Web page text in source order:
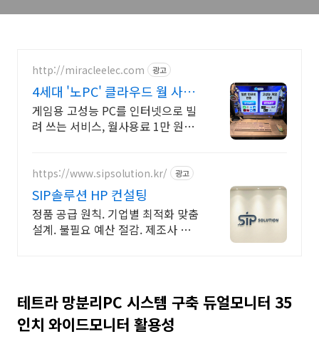
http://miracleelec.com 광고
4세대 '노PC' 클라우드 월 사용
료 1만원부터~
게임용 고성능 PC를 인터넷으로 빌
려 쓰는 서비스, 월사용료 1만 원부
https://www.sipsolution.kr/ 광고
SIP솔루션 HP 컨설팅
정품 공급 원칙. 기업별 최적화 맞춤
설계. 불필요 예산 절감. 제조사 서비
테트라 망분리PC 시스템 구축 듀얼모니터 35
인치 와이드모니터 활용성